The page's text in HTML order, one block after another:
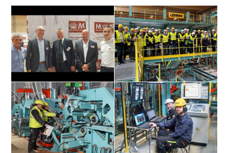
Von Links: Roman Slana -
Montageleiter; Gregor Ledinek,
Richard Stralz, Bernhard Fandl -
Verkauf Ledinek; Tomaž Hodnik –
Projektleiter
Team Ledinek